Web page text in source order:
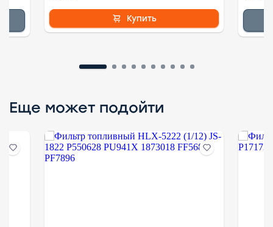
Купить
Еще может подойти